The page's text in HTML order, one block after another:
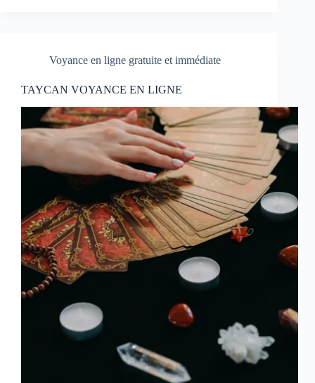
Voyance en ligne gratuite et immédiate
TAYCAN VOYANCE EN LIGNE